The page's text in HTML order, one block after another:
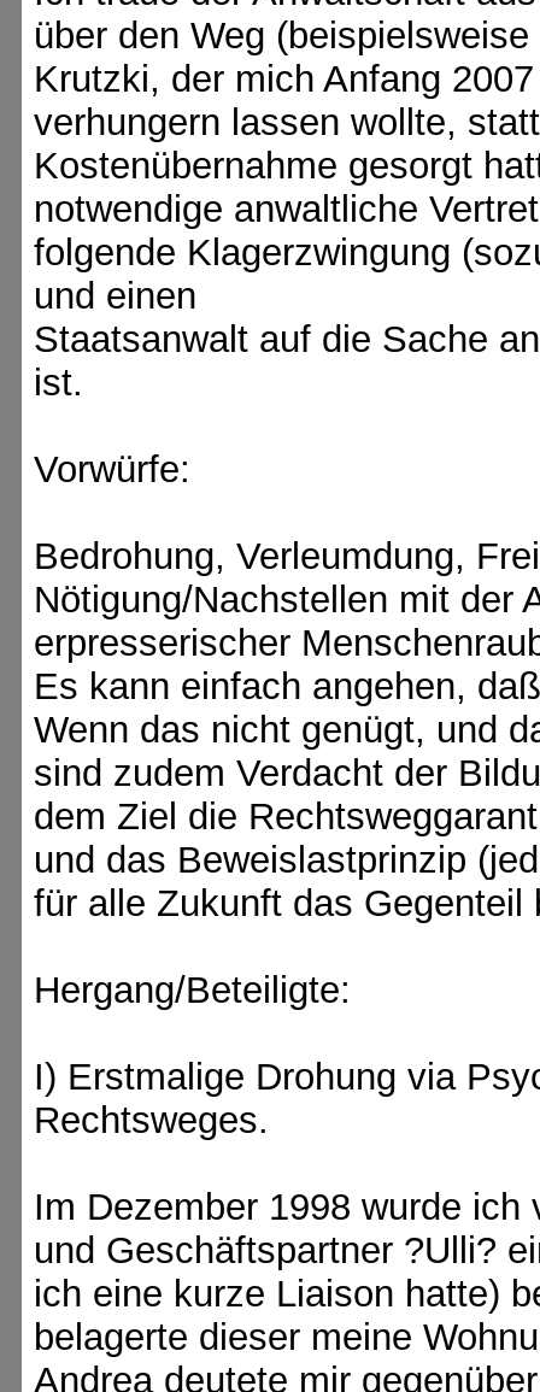
über den Weg
Krutzki, der mich Anfang
verhungern lassen wollte,
Kostenübernahme gesorgt
notwendige anwaltliche
folgende Klagerzwingung
und einen
Staatsanwalt auf die Sache
ist.
Vorwürfe:
Bedrohung, Verleumdung,
Nötigung/Nachstellen mit der
erpresserischer
Es kann einfach angehen,
Wenn das nicht genügt, und
sind zudem Verdacht der
dem Ziel die
und das Beweislastprinzip
für alle Zukunft das
Hergang/Beteiligte:
I) Erstmalige Drohung via
Rechtsweges.
Im Dezember 1998 wurde
und Geschäftspartner ?Ulli?
ich eine kurze Liaison hatte)
belagerte dieser meine
Andrea deutete mir